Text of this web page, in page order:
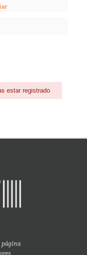
estar registrado
página